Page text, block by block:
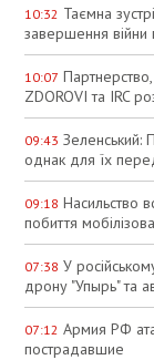
10:32 Таємна
завершення війни
10:07
ZDOROVI та IRC
09:43 Зеленський:
однак для їх
09:18 Насильство
побиття
07:38 У
дрону "Упырь" та
07:12 Армия РФ
пострадавшие